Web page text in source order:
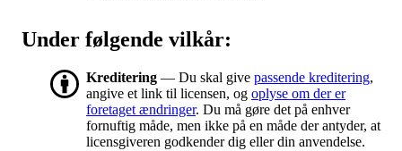
Under følgende vilkår:
Kreditering — Du skal give passende kreditering,
angive et link til licensen, og oplyse om der er
foretaget ændringer. Du må gøre det på enhver
fornuftig måde, men ikke på en måde der antyder, at
licensgiveren godkender dig eller din anvendelse.